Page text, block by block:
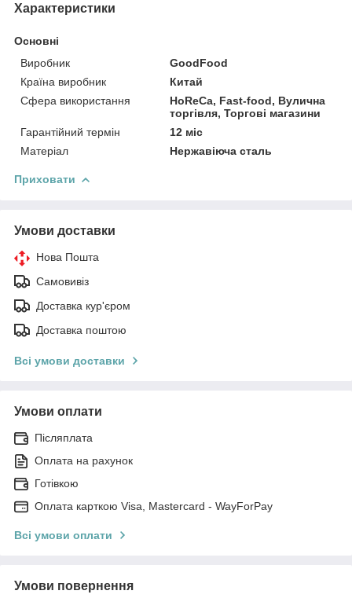
Характеристики
Основні
Виробник
GoodFood
Країна виробник
Китай
Сфера використання
HoReCa, Fast-food, Вулична
торгівля, Торгові магазини
Гарантійний термін
12 міс
Матеріал
Нержавіюча сталь
Приховати
Умови доставки
Нова Пошта
Самовивіз
Доставка кур'єром
Доставка поштою
Всі умови доставки
Умови оплати
Післяплата
Оплата на рахунок
Готівкою
Оплата карткою Visa, Mastercard - WayForPay
Всі умови оплати
Умови повернення